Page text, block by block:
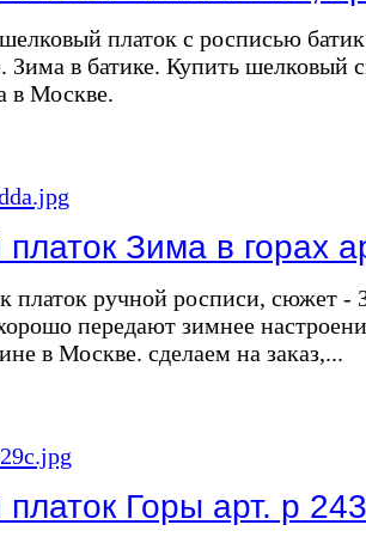
платок с росписью
Зима в батике. Купить шелковый
в Москве.
Зима в горах
платок ручной росписи, сюжет -
передают зимнее
в Москве. сделаем на заказ,...
Горы арт. р 243